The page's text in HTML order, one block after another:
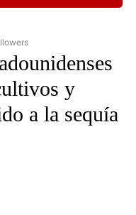
- CNN" TO RECEIVE
y
a la sequía